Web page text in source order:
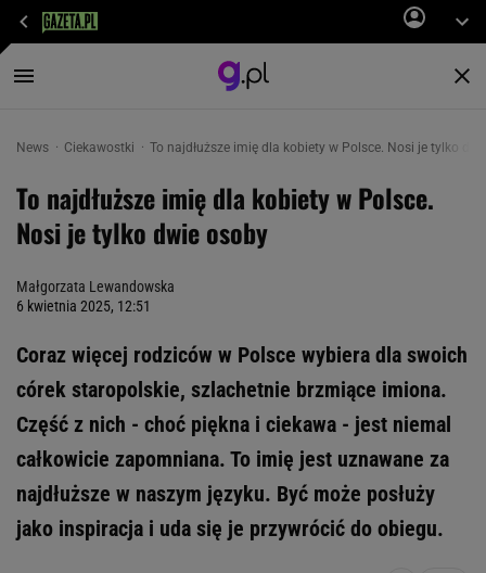
News Ciekawostki To najdłuższe imię dla kobiety w Polsce. Nosi je tylko
To najdłuższe imię dla kobiety w Polsce.
Nosi je tylko dwie osoby
Małgorzata Lewandowska
6 kwietnia 2025, 12:51
Coraz więcej rodziców w Polsce wybiera dla swoich
córek staropolskie, szlachetnie brzmiące imiona.
Część z nich - choć piękna i ciekawa - jest niemal
całkowicie zapomniana. To imię jest uznawane za
najdłuższe w naszym języku. Być może posłuży
jako inspiracja i uda się je przywrócić do obiegu.